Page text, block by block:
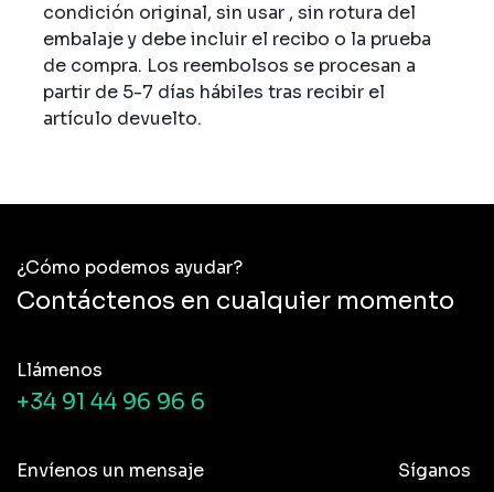
condición original, sin usar , sin rotura del
embalaje y debe incluir el recibo o la prueba
de compra. Los reembolsos se procesan a
partir de 5-7 días hábiles tras recibir el
artículo devuelto.
¿Cómo podemos ayudar?
Contáctenos en cualquier momento
Llámenos
+34 91 44 96 96 6
Envíenos un mensaje Síganos